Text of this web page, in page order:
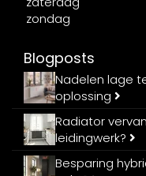
zondag
Blogposts
Nadelen lage
oplossing
Radiator
leidingwerk?
Besparing